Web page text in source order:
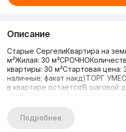
Описание
Старые СергелиКвартира на
м²Жилая: 30
квартиры: 30 м²Стартовая цена:
наличные; факат накд)ТОРГ
в квартире остаётся!В шаговой
необходимая
инфраструктура; Index базар и
другоеКонтакты:+998(90)971-
Подробнее